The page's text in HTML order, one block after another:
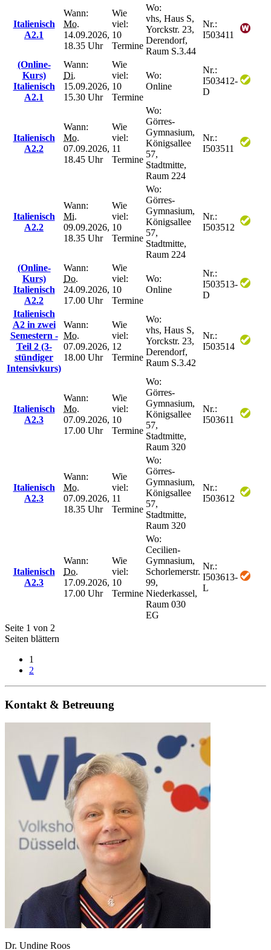
Italienisch
A2.1
Wann:
Mo.
14.09.2026,
18.35 Uhr
Wie
viel:
10
Termine
Wo:
vhs, Haus S,
Yorckstr. 23,
Derendorf,
Raum S.3.44
Nr.:
I503411
(Online-
Kurs)
Italienisch
A2.1
Wann:
Di.
15.09.2026,
15.30 Uhr
Wie
viel:
10
Termine
Wo:
Online
Nr.:
I503412-
D
Italienisch
A2.2
Wann:
Mo.
07.09.2026,
18.45 Uhr
Wie
viel:
11
Termine
Wo:
Görres-
Gymnasium,
Königsallee
57,
Stadtmitte,
Raum 224
Nr.:
I503511
Italienisch
A2.2
Wann:
Mi.
09.09.2026,
18.35 Uhr
Wie
viel:
10
Termine
Wo:
Görres-
Gymnasium,
Königsallee
57,
Stadtmitte,
Raum 224
Nr.:
I503512
(Online-
Kurs)
Italienisch
A2.2
Wann:
Do.
24.09.2026,
17.00 Uhr
Wie
viel:
10
Termine
Wo:
Online
Nr.:
I503513-
D
Italienisch
A2 in zwei
Semestern -
Teil 2 (3-
stündiger
Intensivkurs)
Wann:
Mo.
07.09.2026,
18.00 Uhr
Wie
viel:
12
Termine
Wo:
vhs, Haus S,
Yorckstr. 23,
Derendorf,
Raum S.3.42
Nr.:
I503514
Italienisch
A2.3
Wann:
Mo.
07.09.2026,
17.00 Uhr
Wie
viel:
10
Termine
Wo:
Görres-
Gymnasium,
Königsallee
57,
Stadtmitte,
Raum 320
Nr.:
I503611
Italienisch
A2.3
Wann:
Mo.
07.09.2026,
18.35 Uhr
Wie
viel:
11
Termine
Wo:
Görres-
Gymnasium,
Königsallee
57,
Stadtmitte,
Raum 320
Nr.:
I503612
Italienisch
A2.3
Wann:
Do.
17.09.2026,
17.00 Uhr
Wie
viel:
10
Termine
Wo:
Cecilien-
Gymnasium,
Schorlemerstr.
99,
Niederkassel,
Raum 030
EG
Nr.:
I503613-
L
Seite 1 von 2
Seiten blättern
1
2
Kontakt & Betreuung
Dr. Undine Roos